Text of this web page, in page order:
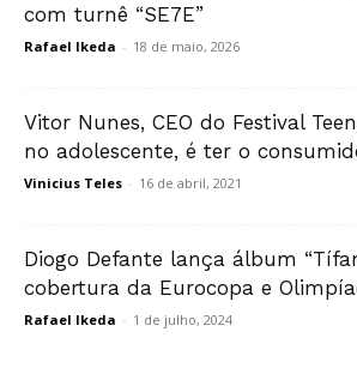
com turnê “SE7E”
Rafael Ikeda - 18 de maio, 2026
Vitor Nunes, CEO do Festival
no adolescente, é ter o
Vinicius Teles - 16 de abril, 2021
Diogo Defante lança álbum
cobertura da Eurocopa e
Rafael Ikeda - 1 de julho, 2024